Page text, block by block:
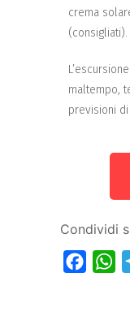
crema
(consigliati).
maltempo,
previsioni di
Condividi